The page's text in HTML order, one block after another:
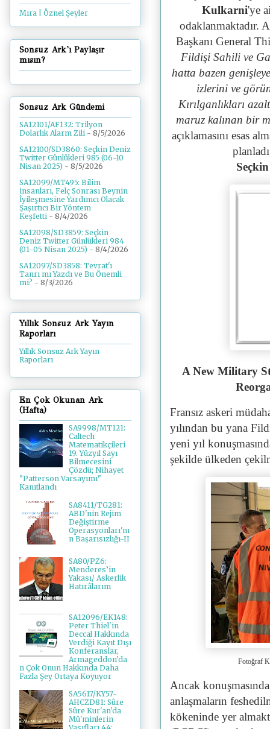
Kulkarni'ye
odaklanmaktadır.
Başkanı General
Fildişi Sahili ve
hatta bazen
izlerini ve
Kırılganlıkları
maruz kalınan bir
açıklamasını esas
A New Military
Fransız askeri
yılından bu yana
yeni yıl
şekilde ülkeden
Fotoğraf
Ancak
anlaşmaların
kökeninde yer
Mıra | Öznel Şeyler
Sonsuz Ark'ı Paylaşır
mısın?
Sonsuz Ark Gündemi
SA12101/AF132: Trilyon
Dolarlık Alarm Zili - 8/5/2026
SA12100/SD3860: Seçkin Deniz
Twitter Günlükleri 985 (06-10
Nisan 2025) - 8/5/2026
SA12099/MT495: Bilim
insanları, Felç Sonrası Beynin
İyileşmesine Yardımcı Olacak
Şaşırtıcı Bir Yöntem
Keşfetti - 8/4/2026
SA12098/SD3859: Seçkin
Deniz Twitter Günlükleri 984
(01-05 Nisan 2025) - 8/4/2026
SA12097/SD3858: Tevrat'ı
Tanrı mı Yazdı ve Bu Önemli
mi? - 8/3/2026
Yıllık Sonsuz Ark Yayın
Raporları
Yıllık Sonsuz Ark Yayın
Raporları
En Çok Okunan Ark
(Hafta)
SA9998/MT121:
Caltech
Matematikçileri
19. Yüzyıl Sayı
Bilmecesini
Çözdü; Nihayet
"Patterson Varsayımı"
Kanıtlandı
SA8411/TG281:
ABD'nin Rejim
Değiştirme
Operasyonları'nı
n Başarısızlığı-II
SA80/PZ6:
Menderes’in
Yakası/ Askerlik
Hatırâlarım
SA12096/EK148:
Peter Thiel'in
Deccal Hakkında
Verdiği Kayıt Dışı
Konferanslar,
Armageddon'da
n Çok Onun Hakkında Daha
Fazla Şey Ortaya Koyuyor
SA5617/KY57-
AHCZD81: Sûre
Sûre Kur'an'da
Mü'minlerin